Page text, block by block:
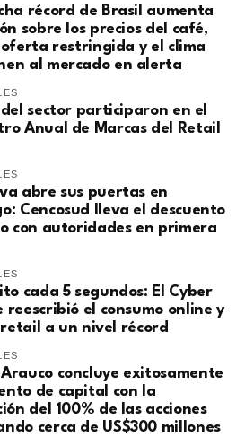
récord de Brasil aumenta
sobre los precios del café,
restringida y el clima
al mercado en alerta
del sector participaron en el
Anual de Marcas del Retail
abre sus puertas en
Cencosud lleva el descuento
con autoridades en primera
cada 5 segundos: El Cyber
reescribió el consumo online y
retail a un nivel récord
Arauco concluye exitosamente
de capital con la
del 100% de las acciones
cerca de US$300 millones